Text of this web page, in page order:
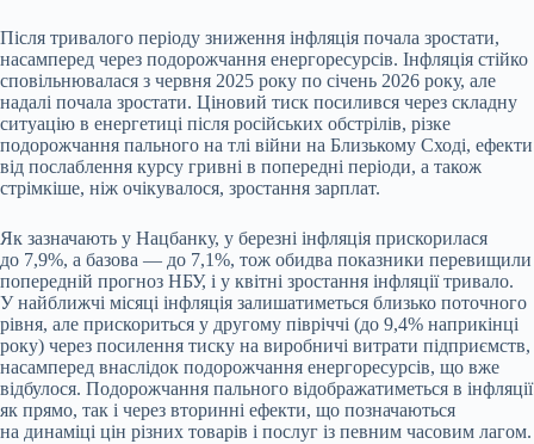
Після тривалого періоду зниження інфляція почала зростати,
насамперед через подорожчання енергоресурсів. Інфляція стійко
сповільнювалася з червня 2025 року по січень 2026 року, але
надалі почала зростати. Ціновий тиск посилився через складну
ситуацію в енергетиці після російських обстрілів, різке
подорожчання пального на тлі війни на Близькому Сході, ефекти
від послаблення курсу гривні в попередні періоди, а також
стрімкіше, ніж очікувалося, зростання зарплат.
Як зазначають у Нацбанку, у березні інфляція прискорилася
до 7,9%, а базова — до 7,1%, тож обидва показники перевищили
попередній прогноз НБУ, і у квітні зростання інфляції тривало.
У найближчі місяці інфляція залишатиметься близько поточного
рівня, але прискориться у другому півріччі (до 9,4% наприкінці
року) через посилення тиску на виробничі витрати підприємств,
насамперед внаслідок подорожчання енергоресурсів, що вже
відбулося. Подорожчання пального відображатиметься в інфляції
як прямо, так і через вторинні ефекти, що позначаються
на динаміці цін різних товарів і послуг із певним часовим лагом.